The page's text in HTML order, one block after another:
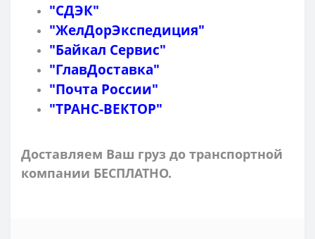
"СДЭК"
"ЖелДорЭкспедиция"
"Байкал Сервис"
"ГлавДоставка"
"Почта России"
"ТРАНС-ВЕКТОР"
Доставляем Ваш груз до транспортной
компании БЕСПЛАТНО.